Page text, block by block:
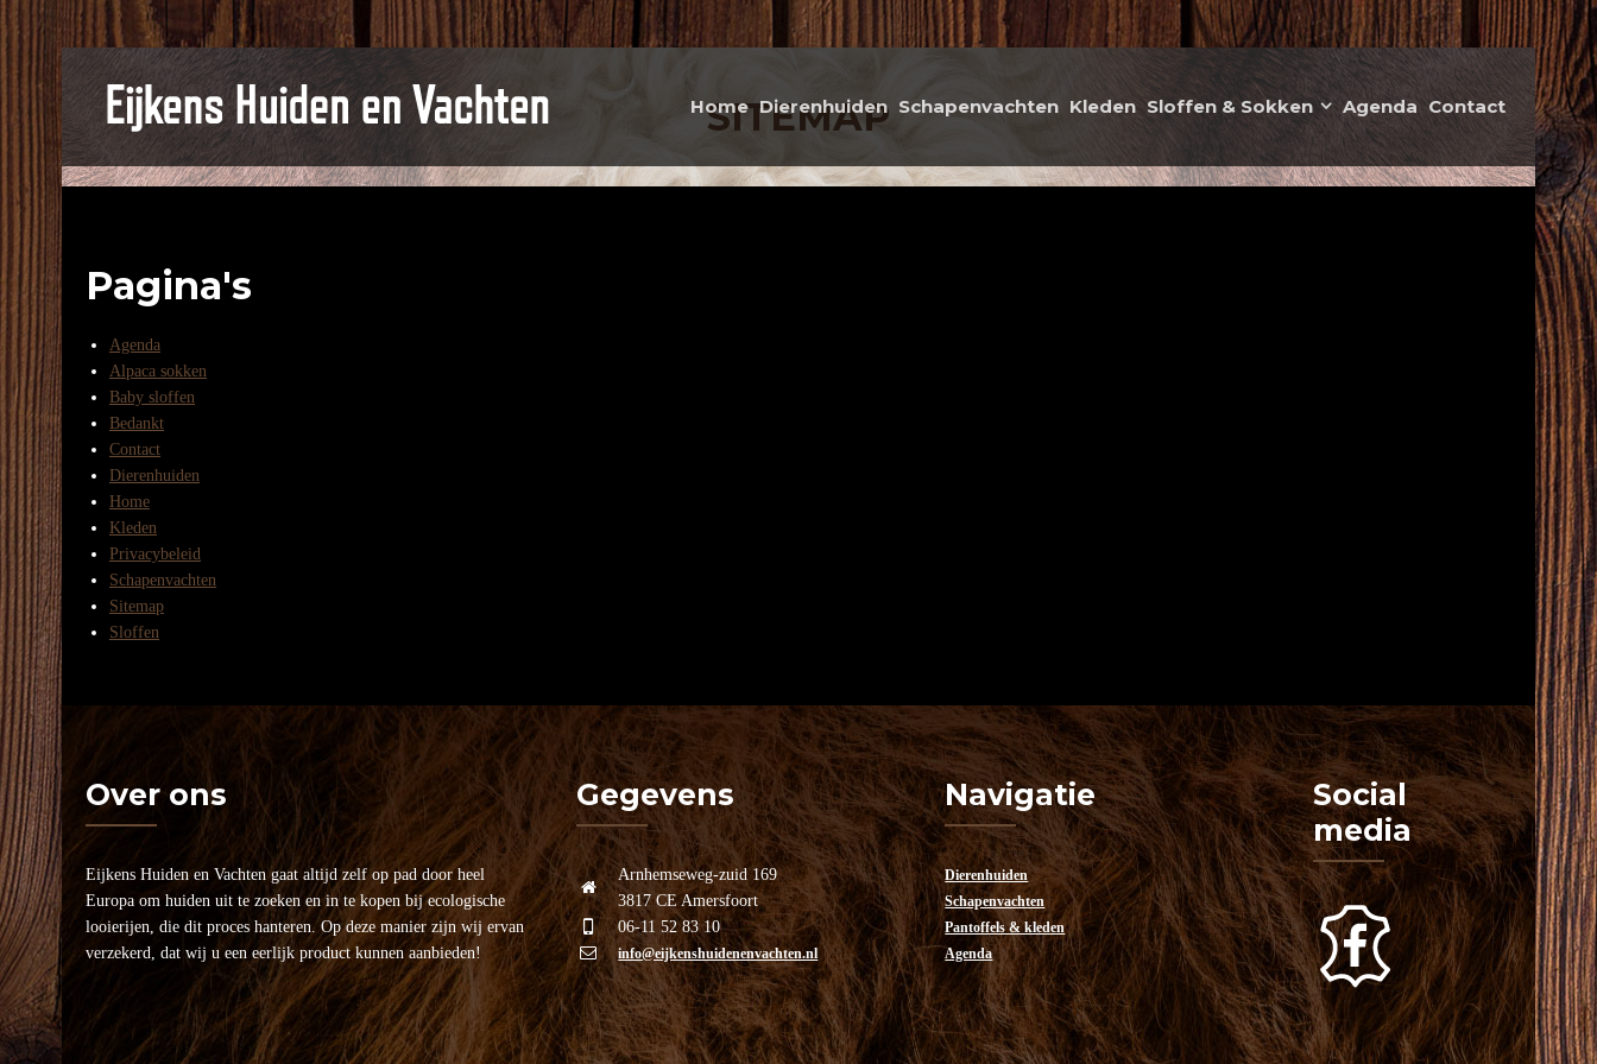
Home Dierenhuiden Schapenvachten Kleden Sloffen & Sokken Agenda Contact
SITEMAP
Pagina's
Agenda
Alpaca sokken
Baby sloffen
Bedankt
Contact
Dierenhuiden
Home
Kleden
Privacybeleid
Schapenvachten
Sitemap
Sloffen
Over ons
Eijkens Huiden en Vachten gaat altijd zelf op pad door heel
Europa om huiden uit te zoeken en in te kopen bij ecologische
looierijen, die dit proces hanteren. Op deze manier zijn wij ervan
verzekerd, dat wij u een eerlijk product kunnen aanbieden!
Gegevens
Arnhemseweg-zuid 169
3817 CE Amersfoort
06-11 52 83 10
info@eijkenshuidenenvachten.nl
Navigatie
Dierenhuiden
Schapenvachten
Pantoffels & kleden
Agenda
Social
media